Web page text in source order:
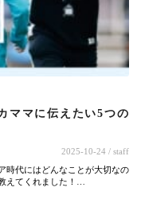
ママに伝えたい5つの
2025-10-24 / staff
時代にはどんなことが大切なの
えてくれました！…